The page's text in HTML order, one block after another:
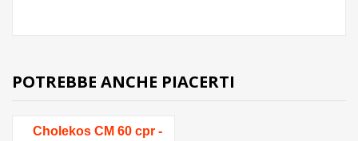
POTREBBE ANCHE PIACERTI
Cholekos CM 60 cpr -